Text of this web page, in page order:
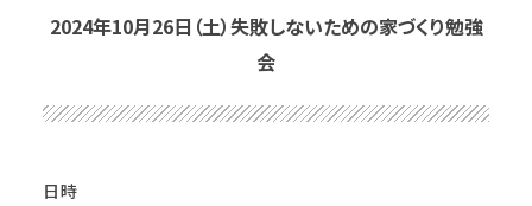
2024年10月26日（土）失敗しないための家づくり勉強
会
日時